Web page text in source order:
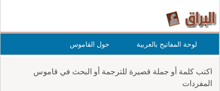
لوحة المفاتيح بالعربية حول القاموس
اكتب كلمة أو جملة قصيرة للترجمة أو البحث في قاموس
المفردات